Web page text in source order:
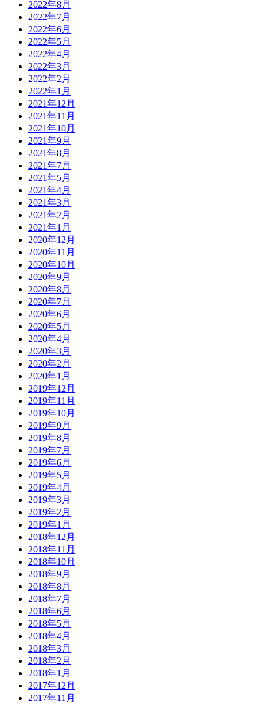
2022年8月
2022年7月
2022年6月
2022年5月
2022年4月
2022年3月
2022年2月
2022年1月
2021年12月
2021年11月
2021年10月
2021年9月
2021年8月
2021年7月
2021年5月
2021年4月
2021年3月
2021年2月
2021年1月
2020年12月
2020年11月
2020年10月
2020年9月
2020年8月
2020年7月
2020年6月
2020年5月
2020年4月
2020年3月
2020年2月
2020年1月
2019年12月
2019年11月
2019年10月
2019年9月
2019年8月
2019年7月
2019年6月
2019年5月
2019年4月
2019年3月
2019年2月
2019年1月
2018年12月
2018年11月
2018年10月
2018年9月
2018年8月
2018年7月
2018年6月
2018年5月
2018年4月
2018年3月
2018年2月
2018年1月
2017年12月
2017年11月